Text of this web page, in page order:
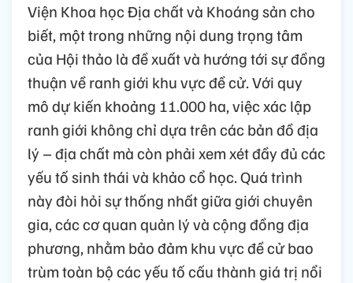
Viện Khoa học Địa chất và Khoáng sản cho
biết, một trong những nội dung trọng tâm
của Hội thảo là đề xuất và hướng tới sự đồng
thuận về ranh giới khu vực đề cử. Với quy
mô dự kiến khoảng 11.000 ha, việc xác lập
ranh giới không chỉ dựa trên các bản đồ địa
lý – địa chất mà còn phải xem xét đầy đủ các
yếu tố sinh thái và khảo cổ học. Quá trình
này đòi hỏi sự thống nhất giữa giới chuyên
gia, các cơ quan quản lý và cộng đồng địa
phương, nhằm bảo đảm khu vực đề cử bao
trùm toàn bộ các yếu tố cấu thành giá trị nổi